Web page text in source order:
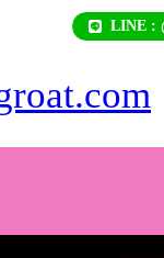
LINE :